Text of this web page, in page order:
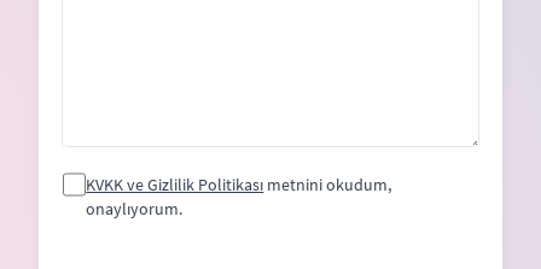
KVKK ve Gizlilik Politikası metnini okudum,
onaylıyorum.